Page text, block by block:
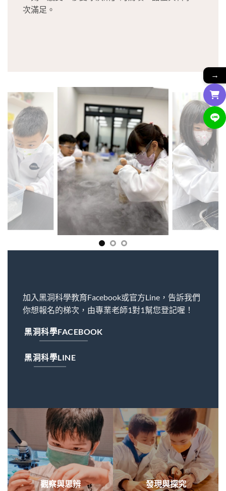
次滿足。
加入黑洞科學教育Facebook或官方Line，告訴我們
你想報名的梯次，由專業老師1對1幫您登記喔！
黑洞科學FACEBOOK
黑洞科學LINE
觀察與思辨 發現與探究
→